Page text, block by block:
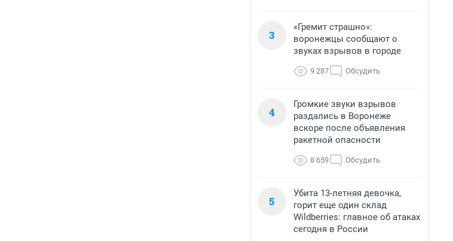
3
«Гремит страшно»:
воронежцы сообщают о
звуках взрывов в городе
9 287 Обсудить
4
Громкие звуки взрывов
раздались в Воронеже
вскоре после объявления
ракетной опасности
8 659 Обсудить
5
Убита 13-летняя девочка,
горит еще один склад
Wildberries: главное об атаках
сегодня в России